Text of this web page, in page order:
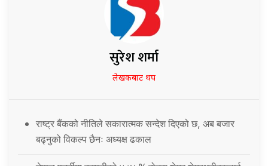
सुरेश शर्मा
लेखकबाट थप
राष्ट्र बैंकको नीतिले सकारात्मक सन्देश दिएको छ, अब बजार
बढ्नुको विकल्प छैनः अध्यक्ष ढकाल